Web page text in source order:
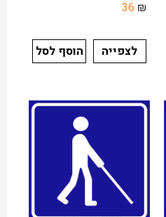
₪
36
לצפייה הוסף לסל